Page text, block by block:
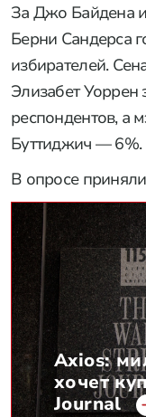
За Джо Байдена
Берни Сандерса
избирателей.
Элизабет
респондентов, а
Буттиджич — 6%.
В опросе
Axios:
хочет
Journal